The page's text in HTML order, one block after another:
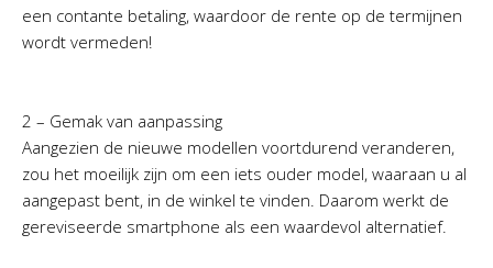
een contante betaling, waardoor de rente op de termijnen
wordt vermeden!
2 – Gemak van aanpassing
Aangezien de nieuwe modellen voortdurend veranderen,
zou het moeilijk zijn om een iets ouder model, waaraan u al
aangepast bent, in de winkel te vinden. Daarom werkt de
gereviseerde smartphone als een waardevol alternatief.